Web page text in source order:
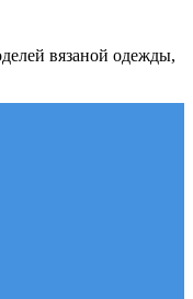
вязаной одежды,